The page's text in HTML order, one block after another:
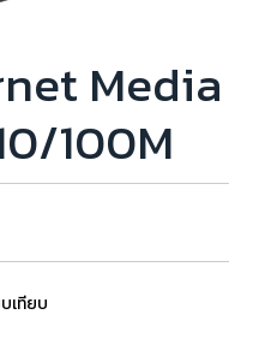
Media
100M
เทียบ